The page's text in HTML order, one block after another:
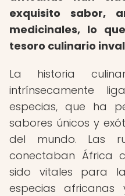
exquisito sabor,
medicinales, lo
tesoro culinario
La historia
intrínsecamente
especias, que ha
sabores únicos y
del mundo. Las
conectaban África
sido vitales para
especias